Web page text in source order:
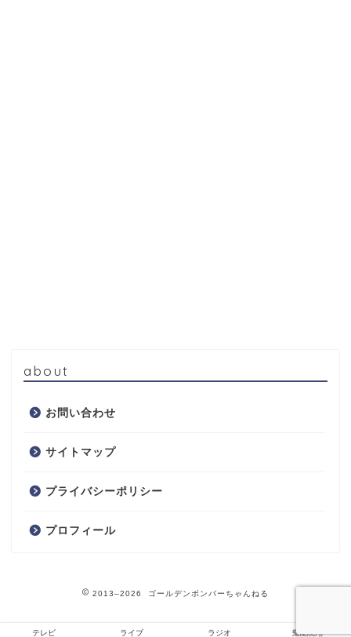
about
お問い合わせ
サイトマップ
プライバシーポリシー
プロフィール
2013–2026 ゴールデンボンバーちゃんねる
テレビ ライブ ラジオ 鬼龍院翔